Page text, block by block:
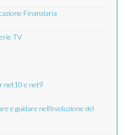
Finanziaria
TV
net10 e net9
e guidare nell'evoluzione del